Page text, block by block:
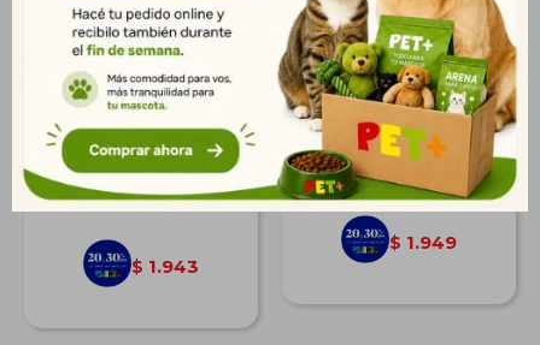
Virbac Dog
Dermatology 3kg |
Cuidado de Piel y Pelaje
$ 1.733
$ 1.943
Vetlife Natural Can
Ultrahypo 2 Kg
$ 2.406
1.738
$ 1.949